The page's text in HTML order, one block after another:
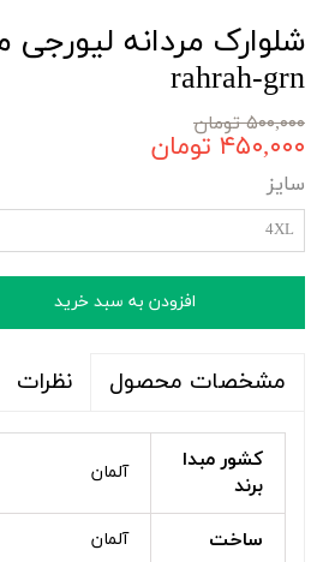
rahrah-grn
۵۰۰,۰۰۰ تومان
۴۵۰,۰۰۰ تومان
سایز
4XL
افزودن به سبد خرید
مشخصات محصول نظرات
کشور مبدا
برند
آلمان
ساخت آلمان